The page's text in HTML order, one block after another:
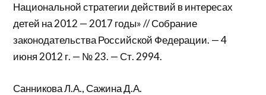
Национальной стратегии действий в интересах
детей на 2012 — 2017 годы» // Собрание
законодательства Российской Федерации. — 4
июня 2012 г. — № 23. — Ст. 2994.
Санникова Л.А., Сажина Д.А.